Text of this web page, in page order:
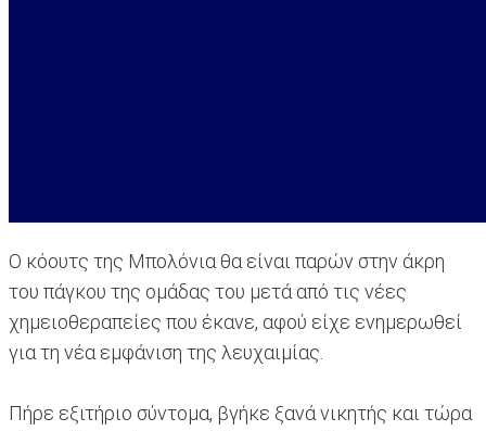
Ο κόουτς της Μπολόνια θα είναι παρών στην άκρη
του πάγκου της ομάδας του μετά από τις νέες
χημειοθεραπείες που έκανε, αφού είχε ενημερωθεί
για τη νέα εμφάνιση της λευχαιμίας.
Πήρε εξιτήριο σύντομα, βγήκε ξανά νικητής και τώρα